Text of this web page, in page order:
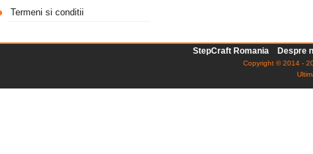
Termeni si conditii
StepCraft Romania Despre
Copyright © 2014 -